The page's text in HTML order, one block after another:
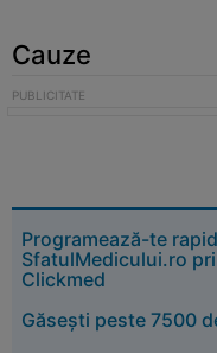
Cauze
Programează-te
SfatulMedicului.ro
Clickmed
Găsești peste 7500